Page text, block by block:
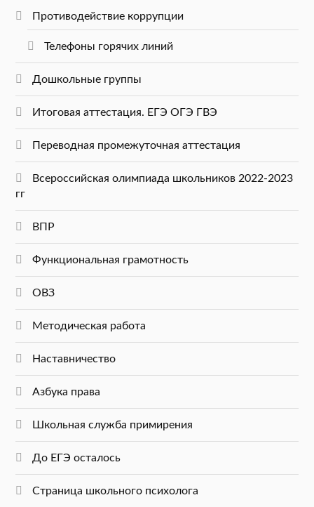
Противодействие коррупции
Телефоны горячих линий
Дошкольные группы
Итоговая аттестация. ЕГЭ ОГЭ ГВЭ
Переводная промежуточная аттестация
Всероссийская олимпиада школьников 2022-2023
гг
ВПР
Функциональная грамотность
ОВЗ
Методическая работа
Наставничество
Азбука права
Школьная служба примирения
До ЕГЭ осталось
Страница школьного психолога